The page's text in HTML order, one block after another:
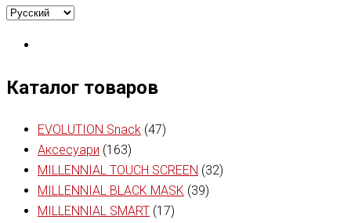
Каталог товаров
EVOLUTION Snack (47)
Аксесуари (163)
MILLENNIAL TOUCH SCREEN (32)
MILLENNIAL BLACK MASK (39)
MILLENNIAL SMART (17)